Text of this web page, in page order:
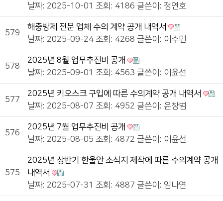
날짜: 2025-10-01 조회: 4186 글쓴이: 정연호
579
해충방제 전문 업체 수의 계약 공개 내역서
날짜: 2025-09-24 조회: 4268 글쓴이: 이수민
578
2025년 8월 업무추진비 공개
날짜: 2025-09-01 조회: 4563 글쓴이: 이윤선
577
2025년 키오스크 구입에 따른 수의계약 공개 내역서
날짜: 2025-08-07 조회: 4952 글쓴이: 윤창범
576
2025년 7월 업무추진비 공개
날짜: 2025-08-05 조회: 4872 글쓴이: 이윤선
575
2025년 상반기 한울안 소식지 제작에 따른 수의계약 공개
내역서
날짜: 2025-07-31 조회: 4887 글쓴이: 임나연